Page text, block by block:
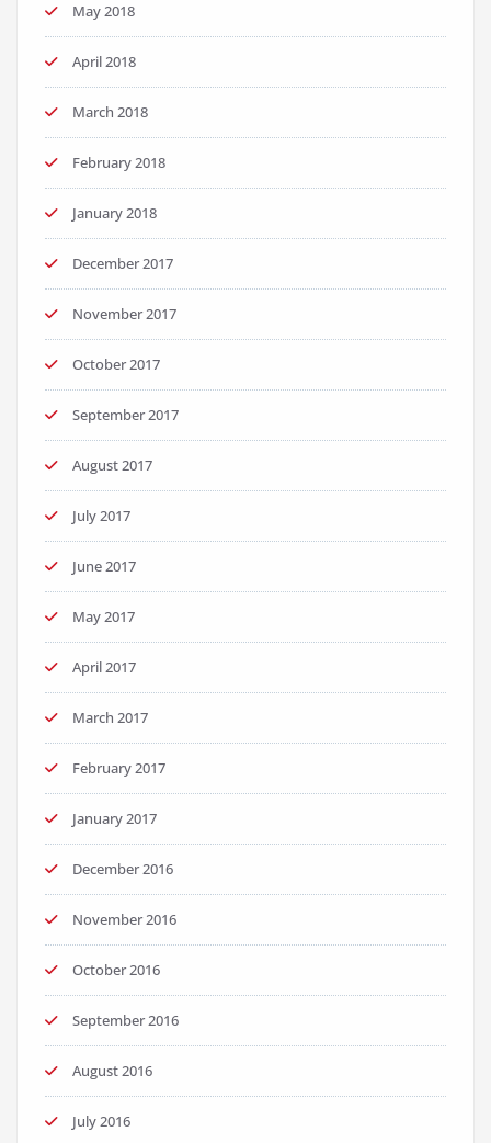
May 2018
April 2018
March 2018
February 2018
January 2018
December 2017
November 2017
October 2017
September 2017
August 2017
July 2017
June 2017
May 2017
April 2017
March 2017
February 2017
January 2017
December 2016
November 2016
October 2016
September 2016
August 2016
July 2016